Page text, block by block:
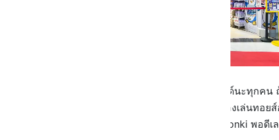
ร้านจะอยู่ชั้น 3 ของแฟชั่นไอส์แลนด์นะทุกคน
อยู่โซนในสุดเลย ใกล้กับร้านขายของเล่นทอ
อันนี้ขึ้นตรงยาวมาชั้น 3 ก็จะเจอ Donki พอดีเ